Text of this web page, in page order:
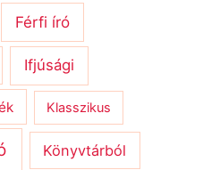
Férfi író
Ifjúsági
Klasszikus
Könyvtárból